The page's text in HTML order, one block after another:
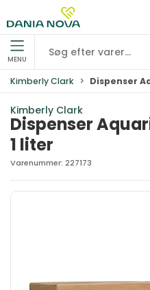
MENU
Kimberly Clark Dispenser
Kimberly Clark
Dispenser
1 liter
Varenummer: 227173